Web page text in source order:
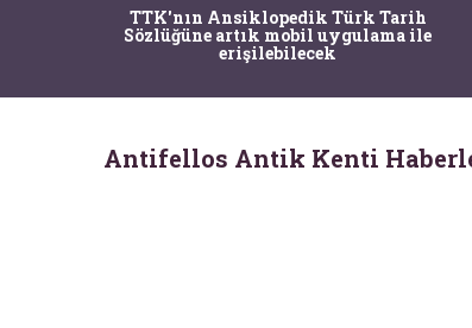
TTK'nın Ansiklopedik Türk Tarih
Sözlüğüne artık mobil uygulama ile
erişilebilecek
Antifellos Antik Kenti